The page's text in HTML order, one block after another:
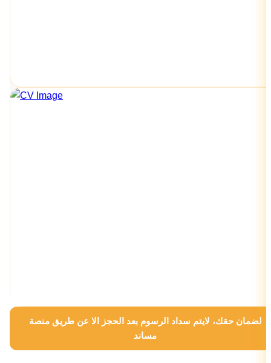
لضمان حقك، لايتم سداد الرسوم بعد الحجز الا عن طريق منصة
مساند